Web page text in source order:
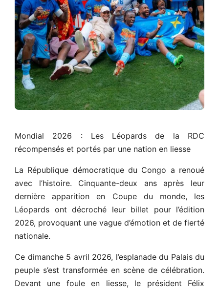
Mondial 2026 : Les Léopards de la RDC
récompensés et portés par une nation en liesse
La République démocratique du Congo a renoué
avec l’histoire. Cinquante-deux ans après leur
dernière apparition en Coupe du monde, les
Léopards ont décroché leur billet pour l’édition
2026, provoquant une vague d’émotion et de fierté
nationale.
Ce dimanche 5 avril 2026, l’esplanade du Palais du
peuple s’est transformée en scène de célébration.
Devant une foule en liesse, le président Félix